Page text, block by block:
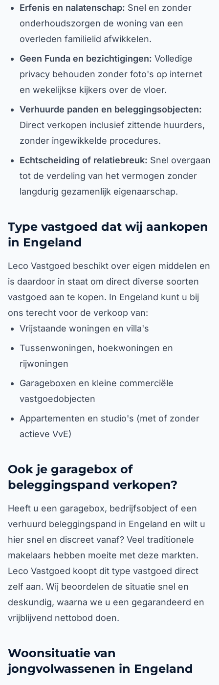
Erfenis en nalatenschap: Snel en zonder
onderhoudszorgen de woning van een
overleden familielid afwikkelen.
Geen Funda en bezichtigingen: Volledige
privacy behouden zonder foto's op internet
en wekelijkse kijkers over de vloer.
Verhuurde panden en beleggingsobjecten:
Direct verkopen inclusief zittende huurders,
zonder ingewikkelde procedures.
Echtscheiding of relatiebreuk: Snel overgaan
tot de verdeling van het vermogen zonder
langdurig gezamenlijk eigenaarschap.
Type vastgoed dat wij aankopen
in Engeland
Leco Vastgoed beschikt over eigen middelen en
is daardoor in staat om direct diverse soorten
vastgoed aan te kopen. In Engeland kunt u bij
ons terecht voor de verkoop van:
Vrijstaande woningen en villa's
Tussenwoningen, hoekwoningen en
rijwoningen
Garageboxen en kleine commerciële
vastgoedobjecten
Appartementen en studio's (met of zonder
actieve VvE)
Ook je garagebox of
beleggingspand verkopen?
Heeft u een garagebox, bedrijfsobject of een
verhuurd beleggingspand in Engeland en wilt u
hier snel en discreet vanaf? Veel traditionele
makelaars hebben moeite met deze markten.
Leco Vastgoed koopt dit type vastgoed direct
zelf aan. Wij beoordelen de situatie snel en
deskundig, waarna we u een gegarandeerd en
vrijblijvend nettobod doen.
Woonsituatie van
jongvolwassenen in Engeland